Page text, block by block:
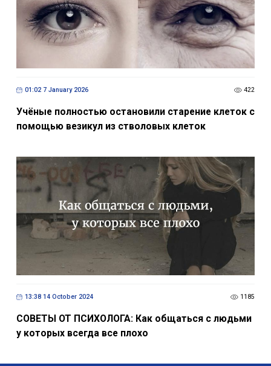
01:02 7 January 2026 422
Учёные полностью остановили старение клеток с
помощью везикул из стволовых клеток
13:38 14 October 2024 1185
СОВЕТЫ ОТ ПСИХОЛОГА: Как общаться с людьми
у которых всегда все плохо